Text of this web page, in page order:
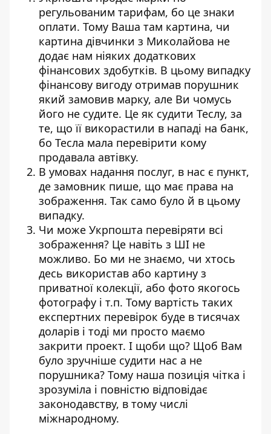
регульованим тарифам, бо це знаки
оплати. Тому Ваша там картина, чи
картина дівчинки з Миколайова не
додає нам ніяких додаткових
фінансових здобутків. В цьому випадку
фінансову вигоду отримав порушник
який замовив марку, але Ви чомусь
його не судите. Це як судити Теслу, за
те, що її викорастили в нападі на банк,
бо Тесла мала перевірити кому
продавала автівку.
В умовах надання послуг, в нас є пункт,
де замовник пише, що має права на
зображення. Так само було й в цьому
випадку.
Чи може Укрпошта перевіряти всі
зображення? Це навіть з ШІ не
можливо. Бо ми не знаємо, чи хтось
десь використав або картину з
приватної колекції, або фото якогось
фотографу і т.п. Тому вартість таких
експертних перевірок буде в тисячах
доларів і тоді ми просто маємо
закрити проект. І щоби що? Щоб Вам
було зручніше судити нас а не
порушника? Тому наша позиція чітка і
зрозуміла і повністю відповідає
законодавству, в тому числі
міжнародному.